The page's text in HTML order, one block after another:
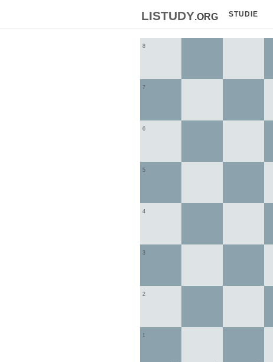
listudy.org STUDIE
1
2
3
4
5
6
7
8